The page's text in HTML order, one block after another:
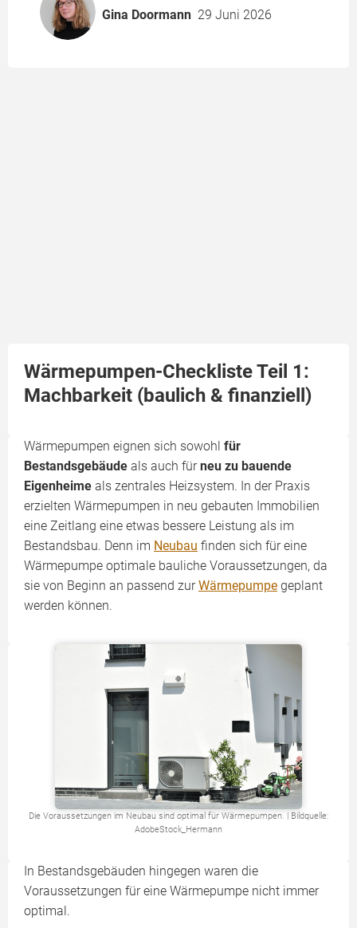
Gina Doormann 29 Juni 2026
Wärmepumpen-Checkliste Teil 1:
Machbarkeit (baulich & finanziell)
Wärmepumpen eignen sich sowohl für
Bestandsgebäude als auch fürneu zu bauende
Eigenheime als zentrales Heizsystem. In der Praxis
erzielten Wärmepumpen in neu gebauten Immobilien
eine Zeitlang eine etwas bessere Leistung als im
Bestandsbau. Denn im Neubau finden sich für eine
Wärmepumpe optimale bauliche Voraussetzungen, da
sie von Beginn an passend zurWärmepumpe geplant
werden können.
Die Voraussetzungen im Neubau sind optimal für Wärmepumpen. | Bildquelle:
AdobeStock_Hermann
In Bestandsgebäuden hingegen waren die
Voraussetzungen für eine Wärmepumpe nicht immer
optimal.